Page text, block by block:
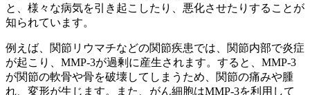
と、様々な病気を引き起こしたり、悪化させたりすることが
知られています。
例えば、関節リウマチなどの関節疾患では、関節内部で炎症
が起こり、MMP-3が過剰に産生されます。すると、 MMP-3
が関節の軟骨や骨を破壊してしまうため、関節の痛みや腫
れ、変形が生じます。
また、がん細胞はMMP-3を利用して